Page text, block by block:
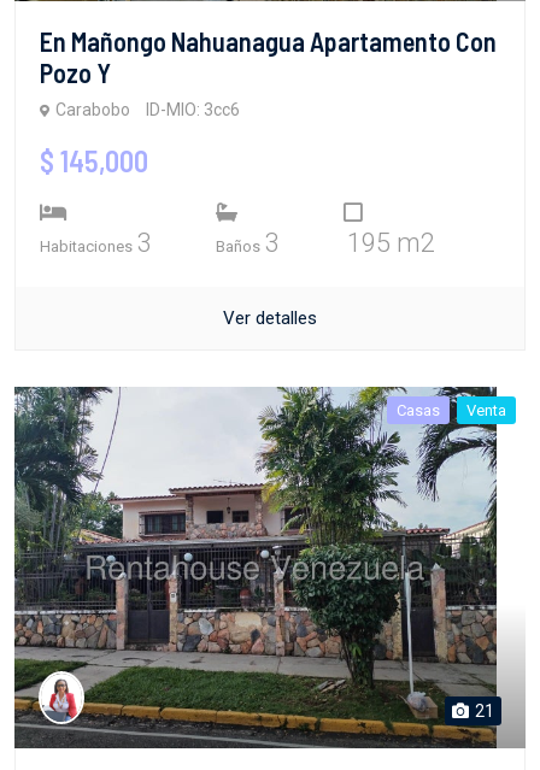
En Mañongo Nahuanagua Apartamento Con
Pozo Y
Carabobo ID-MIO: 3cc6
$ 145,000
Habitaciones 3 Baños 3 195 m2
Ver detalles
Casas Venta
21